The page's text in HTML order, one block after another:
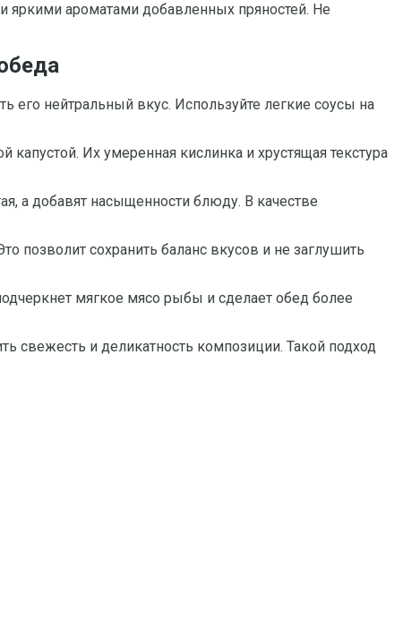
яркими ароматами добавленных пряностей. Не
нейтральный вкус. Используйте легкие соусы на
Их умеренная кислинка и хрустящая текстура
а добавят насыщенности блюду. В качестве
позволит сохранить баланс вкусов и не заглушить
мягкое мясо рыбы и сделает обед более
свежесть и деликатность композиции. Такой подход